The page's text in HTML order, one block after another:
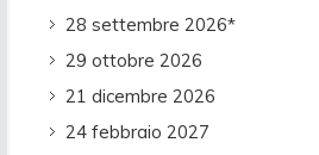
28 settembre 2026*
29 ottobre 2026
21 dicembre 2026
24 febbraio 2027